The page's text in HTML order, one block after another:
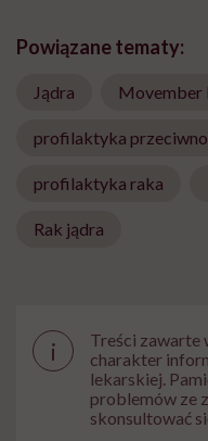
Powiązane tematy:
Jądra Movember
profilaktyka
profilaktyka raka
Rak jądra
i
Treści zawarte
charakter
lekarskiej.
problemów ze
skonsultować